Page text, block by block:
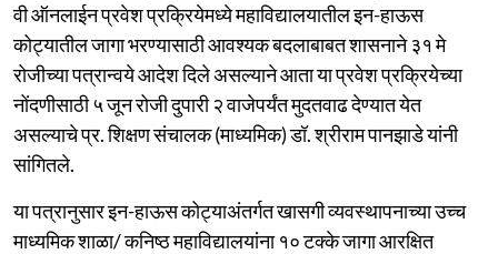
वी ऑनलाईन प्रवेश प्रक्रियेमध्ये महाविद्यालयातील इन-हाऊस
कोट्यातील जागा भरण्यासाठी आवश्यक बदलाबाबत शासनाने ३१ मे
रोजीच्या पत्रान्वये आदेश दिले असल्याने आता या प्रवेश प्रक्रियेच्या
नोंदणीसाठी ५ जून रोजी दुपारी २ वाजेपर्यंत मुदतवाढ देण्यात येत
असल्याचे प्र. शिक्षण संचालक (माध्यमिक) डॉ. श्रीराम पानझाडे यांनी
सांगितले.
या पत्रानुसार इन-हाऊस कोट्याअंतर्गत खासगी व्यवस्थापनाच्या उच्च
माध्यमिक शाळा/ कनिष्ठ महाविद्यालयांना १० टक्के जागा आरक्षित